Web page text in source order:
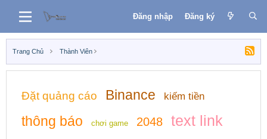
Đăng nhập Đăng ký
Trang Chủ Thành Viên
Đặt quảng cáo Binance kiếm tiền
thông báo chơi game 2048 text link